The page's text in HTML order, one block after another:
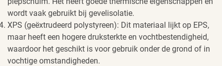
wordt vaak gebruikt bij gevelisolatie.
XPS (geëxtrudeerd polystyreen): Dit materiaal lijkt op EPS,
maar heeft een hogere druksterkte en vochtbestendigheid,
waardoor het geschikt is voor gebruik onder de grond of in
vochtige omstandigheden.